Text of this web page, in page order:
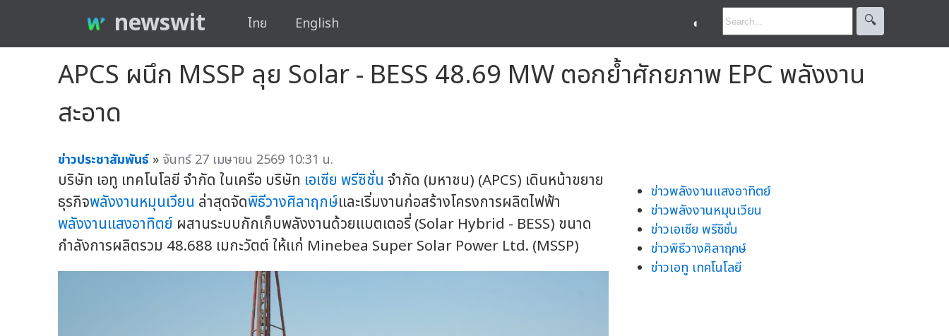
newswit ไทย English ◐ 🔍︎
APCS ผนึก MSSP ลุย Solar - BESS 48.69 MW ตอกย้ำศักยภาพ EPC พลังงาน
สะอาด
ข่าวประชาสัมพันธ์ » จันทร์ 27 เมษายน 2569 10:31 น.
บริษัท เอทู เทคโนโลยี จำกัด ในเครือ บริษัท เอเซีย พรีซิชั่น จำกัด (มหาชน) (APCS) เดินหน้าขยาย
ธุรกิจพลังงานหมุนเวียน ล่าสุดจัดพิธีวางศิลาฤกษ์และเริ่มงานก่อสร้างโครงการผลิตไฟฟ้า
พลังงานแสงอาทิตย์ ผสานระบบกักเก็บพลังงานด้วยแบตเตอรี่ (Solar Hybrid - BESS) ขนาด
กำลังการผลิตรวม 48.688 เมกะวัตต์ ให้แก่ Minebea Super Solar Power Ltd. (MSSP)
ข่าวพลังงานแสงอาทิตย์
ข่าวพลังงานหมุนเวียน
ข่าวเอเซีย พรีซิชั่น
ข่าวพิธีวางศิลาฤกษ์
ข่าวเอทู เทคโนโลยี